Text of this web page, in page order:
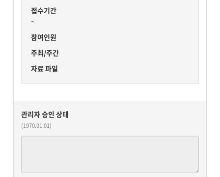
접수기간
~
참여인원
주최/주간
자료 파일
관리자 승인 상태
(1970.01.01)